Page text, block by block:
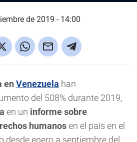
de 2019 - 14:00
en Venezuela han
del 508% durante 2019,
en un informe sobre
humanosen el país en el
desde enero a septiembre del